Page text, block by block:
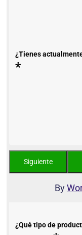
¿Tienes
*
By
¿Qué tipo de